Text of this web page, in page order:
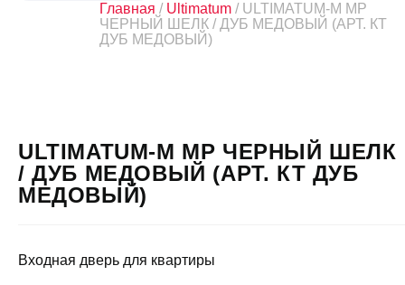
Главная / Ultimatum / ULTIMATUM-M MP
ЧЕРНЫЙ ШЕЛК / ДУБ МЕДОВЫЙ (АРТ. КТ
ДУБ МЕДОВЫЙ)
ULTIMATUM-M MP ЧЕРНЫЙ ШЕЛК
/ ДУБ МЕДОВЫЙ (АРТ. КТ ДУБ
МЕДОВЫЙ)
Входная дверь для квартиры